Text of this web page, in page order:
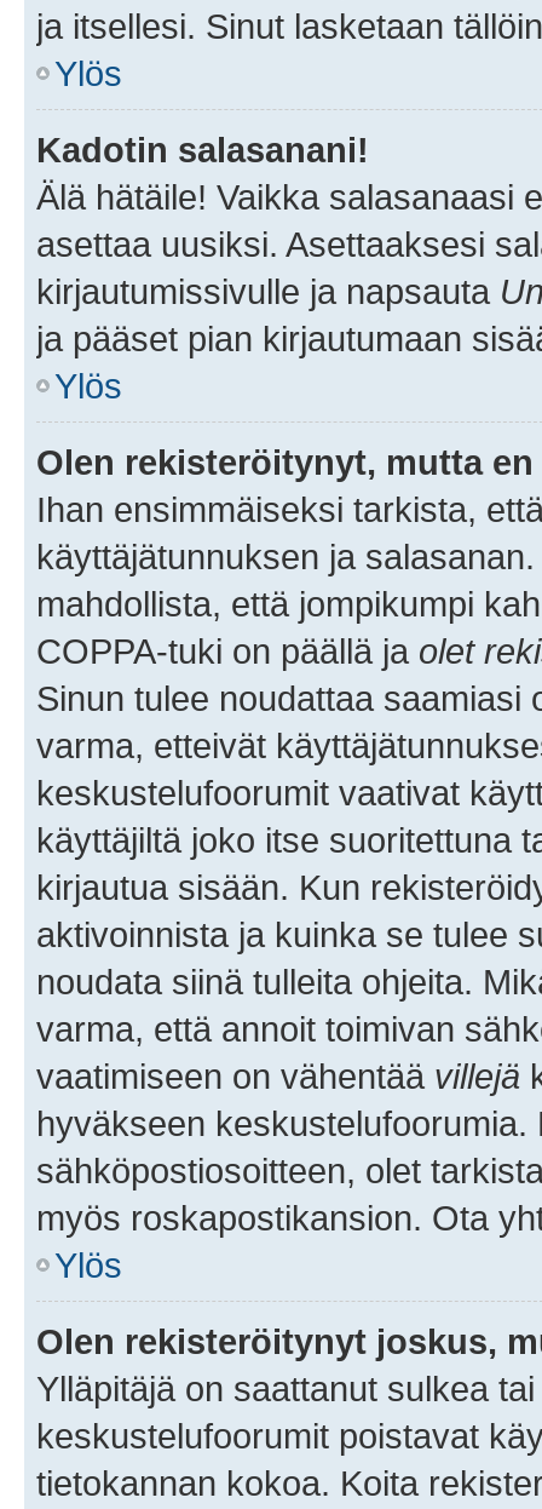
ja itsellesi. Sinut lasketaan
Ylös
Kadotin salasanani!
Älä hätäile! Vaikka salasanaasi
asettaa uusiksi. Asettaaksesi
kirjautumissivulle ja napsauta
ja pääset pian kirjautumaan
Ylös
Olen rekisteröitynyt, mutta
Ihan ensimmäiseksi tarkista,
käyttäjätunnuksen ja
mahdollista, että jompikumpi
COPPA-tuki on päällä ja olet
Sinun tulee noudattaa saamiasi
varma, etteivät
keskustelufoorumit vaativat
käyttäjiltä joko itse suoritettuna
kirjautua sisään. Kun
aktivoinnista ja kuinka se tulee
noudata siinä tulleita ohjeita.
varma, että annoit toimivan
vaatimiseen on vähentää villejä
hyväkseen
sähköpostiosoitteen, olet
myös roskapostikansion. Ota
Ylös
Olen rekisteröitynyt joskus,
Ylläpitäjä on saattanut sulkea
keskustelufoorumit poistavat
tietokannan kokoa. Koita